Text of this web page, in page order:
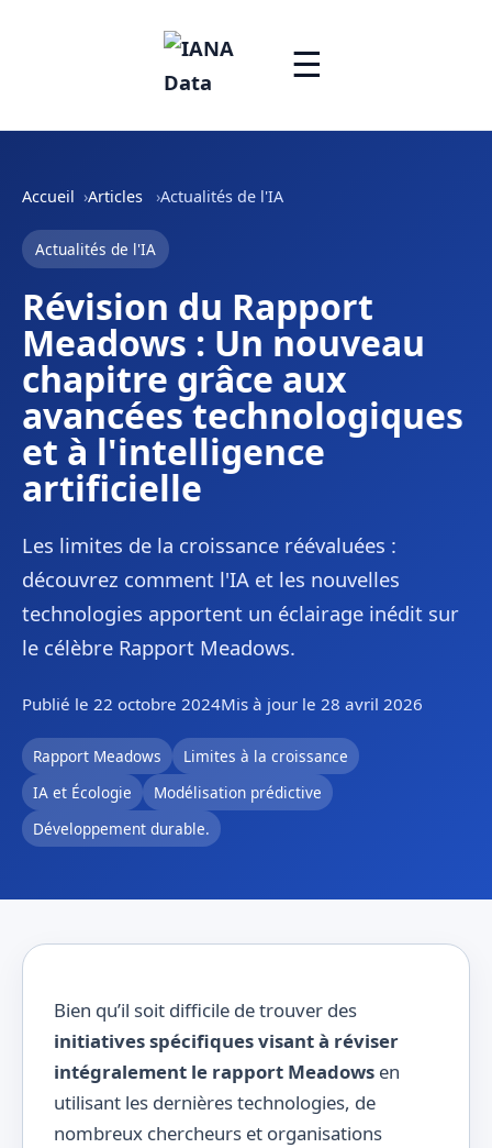
☰
Accueil Articles Actualités de l'IA
Actualités de l'IA
Révision du Rapport
Meadows : Un nouveau
chapitre grâce aux
avancées technologiques
et à l'intelligence
artificielle
Les limites de la croissance réévaluées :
découvrez comment l'IA et les nouvelles
technologies apportent un éclairage inédit sur
le célèbre Rapport Meadows.
Publié le 22 octobre 2024Mis à jour le 28 avril 2026
Rapport Meadows
Limites à la croissance
IA et Écologie
Modélisation prédictive
Développement durable.
Bien qu’il soit difficile de trouver des
initiatives spécifiques visant à réviser
intégralement le rapport Meadows en
utilisant les dernières technologies, de
nombreux chercheurs et organisations